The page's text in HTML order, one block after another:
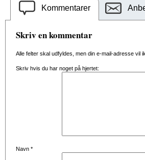
Kommentarer
Skriv en kommentar
Alle felter skal udfyldes, men din e-mail-adresse vil
Skriv hvis du har noget på hjertet:
Navn *